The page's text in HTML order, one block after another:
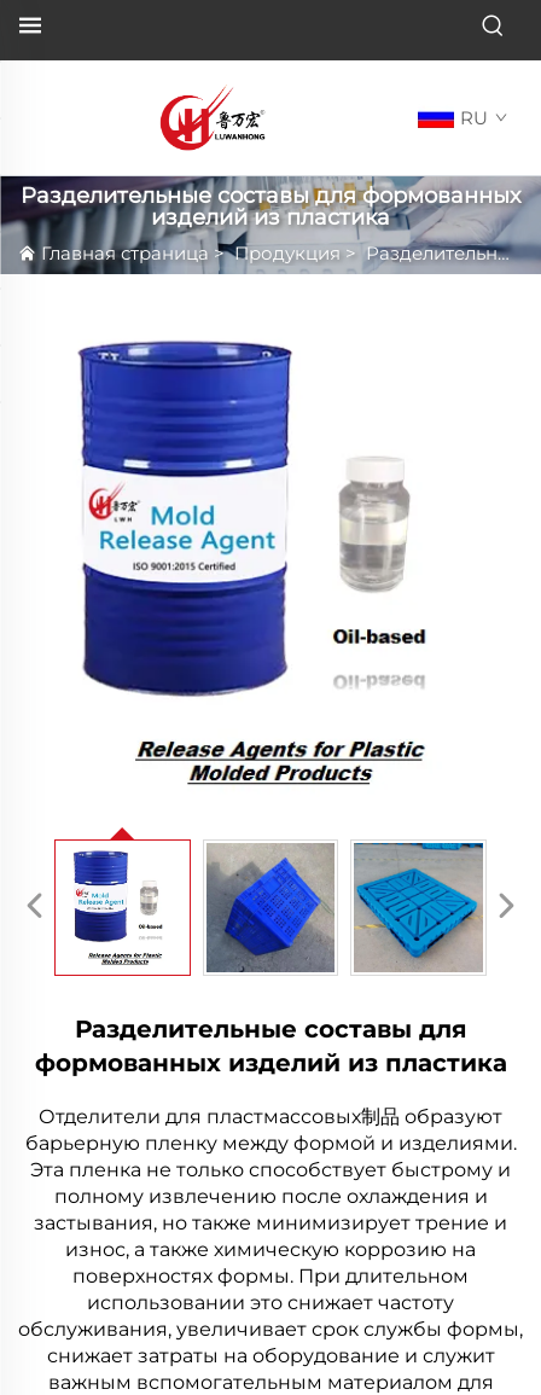
RU
Разделительные составы для формованных
изделий из пластика
Главная страница >Продукция > Разделительные составы для формованных изделий из пластика
Разделительные составы для
формованных изделий из пластика
Отделители для пластмассовых制品 образуют
барьерную пленку между формой и изделиями.
Эта пленка не только способствует быстрому и
полному извлечению после охлаждения и
застывания, но также минимизирует трение и
износ, а также химическую коррозию на
поверхностях формы. При длительном
использовании это снижает частоту
обслуживания, увеличивает срок службы формы,
снижает затраты на оборудование и служит
важным вспомогательным материалом для